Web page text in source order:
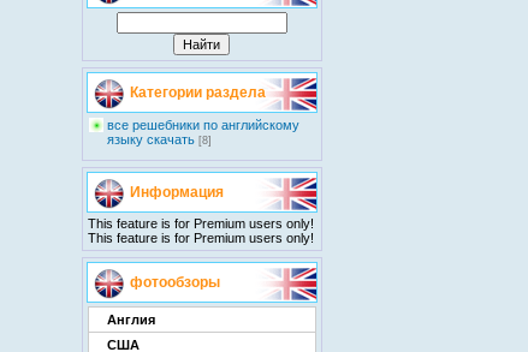
Категории раздела
все решебники по английскому
языку скачать [8]
Информация
This feature is for Premium users only!
This feature is for Premium users only!
фотообзоры
Англия
США